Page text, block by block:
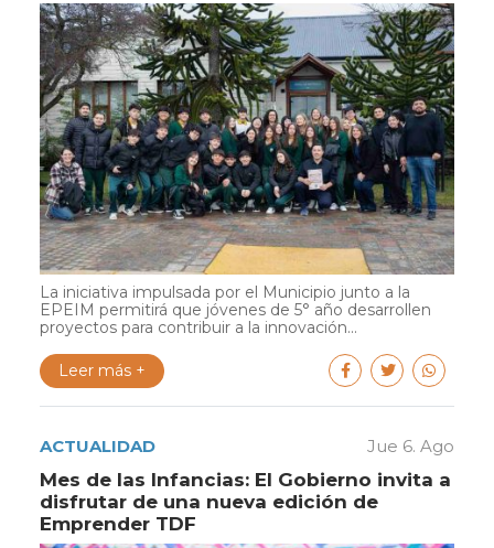
La iniciativa impulsada por el Municipio junto a la
EPEIM permitirá que jóvenes de 5° año desarrollen
proyectos para contribuir a la innovación...
Leer más +
ACTUALIDAD Jue 6. Ago
Mes de las Infancias: El Gobierno invita a
disfrutar de una nueva edición de
Emprender TDF